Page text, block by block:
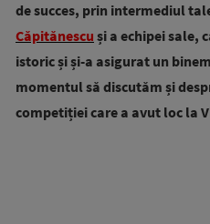
de succes, prin intermediul
Căpitănescu și a echipei sale,
istoric și și-a asigurat un
momentul să discutăm și
competiției care a avut loc la